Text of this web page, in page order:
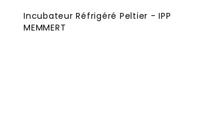
Incubateur Réfrigéré Peltier - IPP
MEMMERT